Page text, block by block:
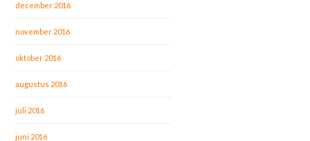
december 2016
november 2016
oktober 2016
augustus 2016
juli 2016
juni 2016